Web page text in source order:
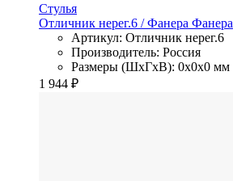
Стулья
Отличник нерег.6 / Фанера Фанера
Артикул: Отличник нерег.6
Производитель: Россия
Размеры (ШхГхВ): 0x0x0 мм
1 944 ₽